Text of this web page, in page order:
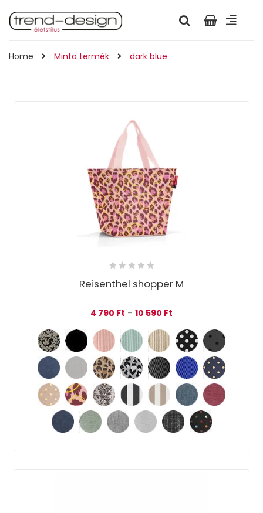
Home Minta termék dark blue
Reisenthel shopper M
4 790 Ft – 10 590 Ft